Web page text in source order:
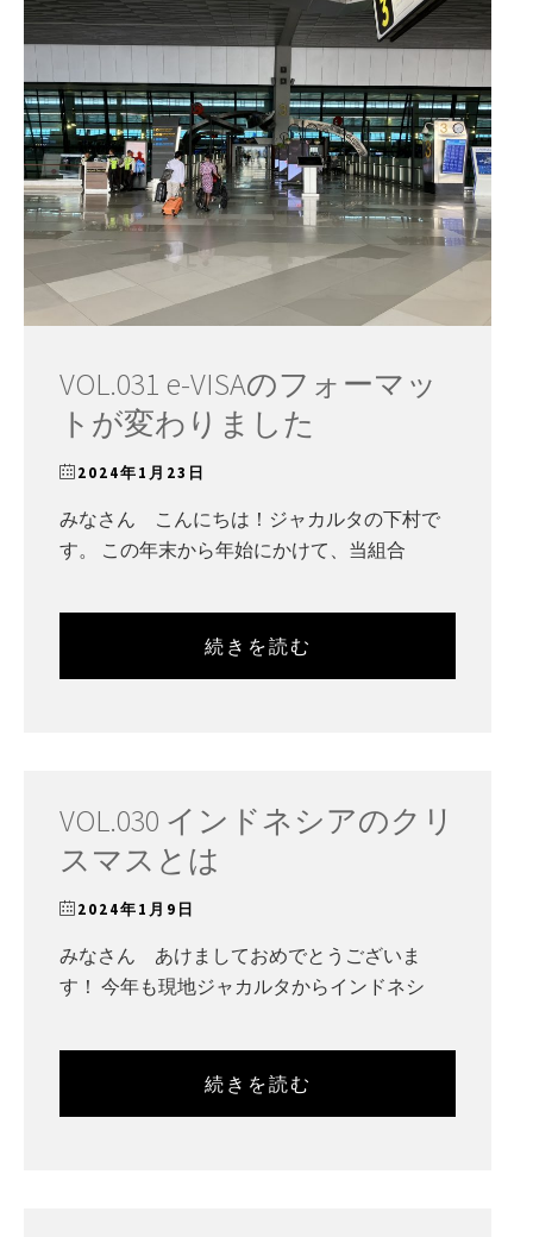
VOL.031 e-VISAのフォーマッ
トが変わりました
2024年1月23日
みなさん こんにちは！ジャカルタの下村で
す。 この年末から年始にかけて、当組合
続きを読む
VOL.030 インドネシアのクリ
スマスとは
2024年1月9日
みなさん あけましておめでとうございま
す！ 今年も現地ジャカルタからインドネシ
続きを読む